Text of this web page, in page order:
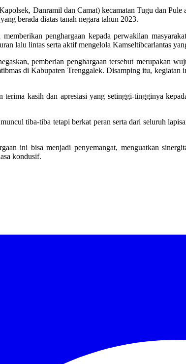
Danramil dan Camat) kecamatan Tugu dan
berada diatas tanah negara tahun 2023.
penghargaan kepada perwakilan
lalu lintas serta aktif mengelola Kamseltibcarlantas
pemberian penghargaan tersebut merupakan
di Kabupaten Trenggalek. Disamping itu, kegiatan
kasih dan apresiasi yang setinggi-tingginya
tiba-tiba tetapi berkat peran serta dari seluruh
ini bisa menjadi penyemangat, menguatkan
kondusif.